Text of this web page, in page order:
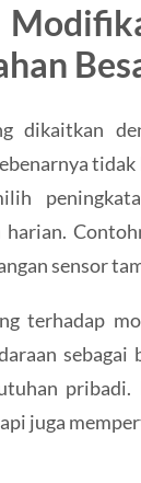
dikaitkan
harian.
sensor
terhadap
juga